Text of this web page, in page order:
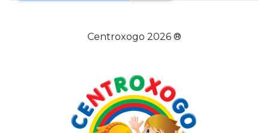
Centroxogo 2026 ®